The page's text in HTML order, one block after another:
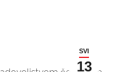
SVI
13